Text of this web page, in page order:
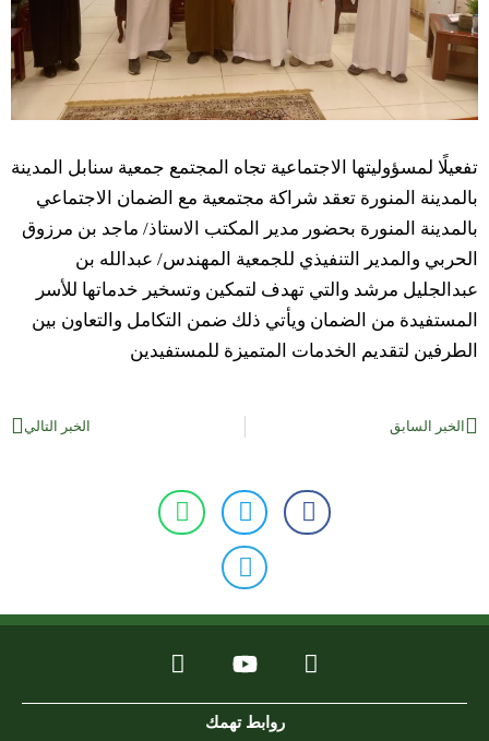
تفعيلًا لمسؤوليتها الاجتماعية تجاه المجتمع جمعية سنابل المدينة
بالمدينة المنورة تعقد شراكة مجتمعية مع الضمان الاجتماعي
بالمدينة المنورة بحضور مدير المكتب الاستاذ/ ماجد بن مرزوق
الحربي والمدير التنفيذي للجمعية المهندس/ عبدالله بن
عبدالجليل مرشد والتي تهدف لتمكين وتسخير خدماتها للأسر
المستفيدة من الضمان ويأتي ذلك ضمن التكامل والتعاون بين
الطرفين لتقديم الخدمات المتميزة للمستفيدين
الخبر السابق الخبر التالي
روابط تهمك